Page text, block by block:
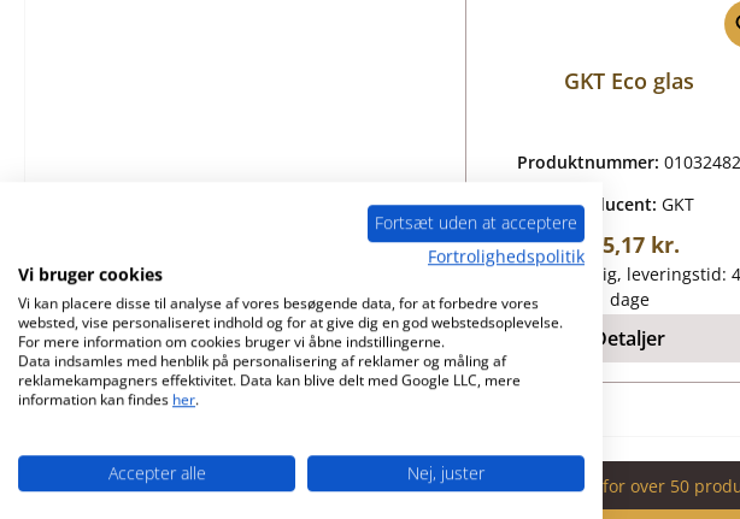
GKT Eco glas
Produktnummer:01032482
Producent: GKT
Almindelig pris:
825,17 kr.
Tilgængelig, leveringstid:
dage
Detaljer
Gratis forsendelse fra 3355 Kr. Servicepartner for over 50
Fortsæt uden at acceptere
Fortrolighedspolitik
Vi bruger cookies
Vi kan placere disse til analyse af vores besøgende data, for at forbedre vores
websted, vise personaliseret indhold og for at give dig en god webstedsoplevelse.
For mere information om cookies bruger vi åbne indstillingerne.
Data indsamles med henblik på personalisering af reklamer og måling af
reklamekampagners effektivitet. Data kan blive delt med Google LLC, mere
information kan findes her.
Accepter alle Nej, juster